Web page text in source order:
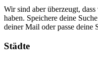
Wir sind aber überzeugt,
haben. Speichere deine
deiner Mail oder passe deine
Städte